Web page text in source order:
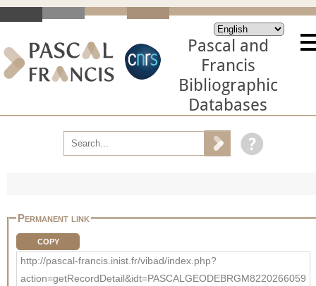
Pascal and
Francis
Bibliographic
Databases
Permanent link
COPY
http://pascal-francis.inist.fr/vibad/index.php?
action=getRecordDetail&idt=PASCALGEODEBRGM8220266059